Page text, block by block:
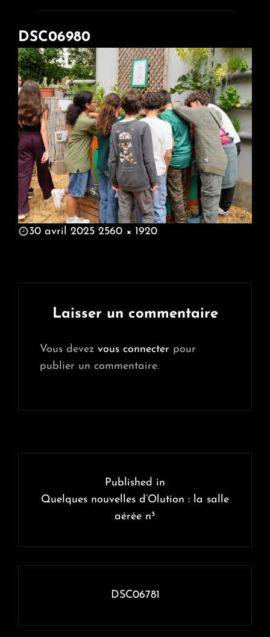
DSC06980
POSTED
30 avril 2025 2560 × 1920
Laisser un commentaire
Vous devez vous connecter pour
publier un commentaire.
l’article
Published in
Quelques nouvelles d’Olution : la salle
aérée n³
DSC06781